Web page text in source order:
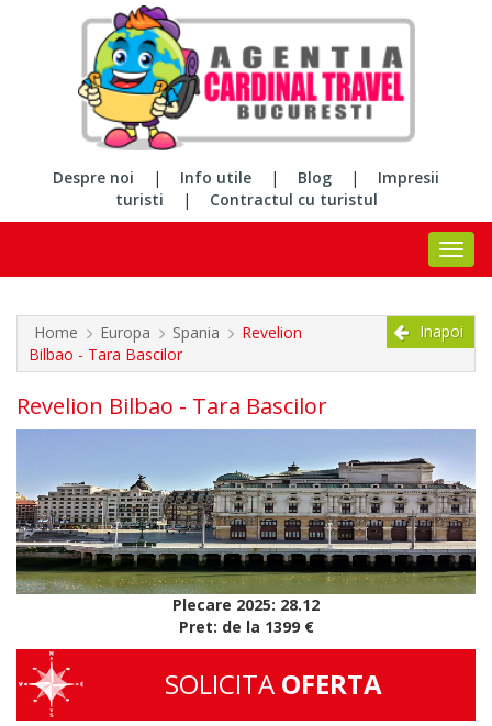
Despre noi | Info utile | Blog |
Impresii
turisti
| Contractul cu turistul
Home Europa Spania
Revelion
Bilbao - Tara Bascilor
Inapoi
Revelion Bilbao - Tara Bascilor
Plecare 2025: 28.12
Pret: de la 1399 €
SOLICITA OFERTA